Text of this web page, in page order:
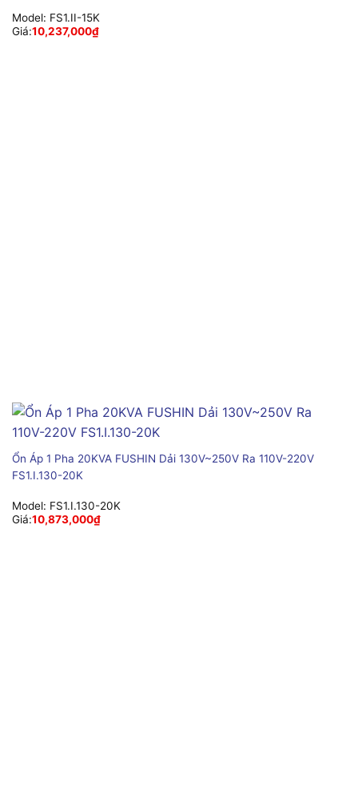
Model: FS1.II-15K
Giá:10,237,000₫
Ổn Áp 1 Pha 20KVA FUSHIN Dải 130V~250V Ra 110V-220V
FS1.I.130-20K
Model: FS1.I.130-20K
Giá:10,873,000₫